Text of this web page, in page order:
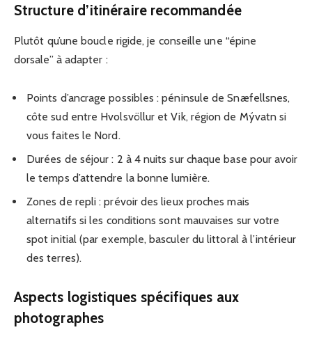
Structure d’itinéraire recommandée
Plutôt qu’une boucle rigide, je conseille une “épine
dorsale” à adapter :
Points d’ancrage possibles : péninsule de Snæfellsnes,
côte sud entre Hvolsvöllur et Vik, région de Mývatn si
vous faites le Nord.
Durées de séjour : 2 à 4 nuits sur chaque base pour avoir
le temps d’attendre la bonne lumière.
Zones de repli : prévoir des lieux proches mais
alternatifs si les conditions sont mauvaises sur votre
spot initial (par exemple, basculer du littoral à l’intérieur
des terres).
Aspects logistiques spécifiques aux
photographes